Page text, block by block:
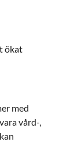
ökat
med
vård-,